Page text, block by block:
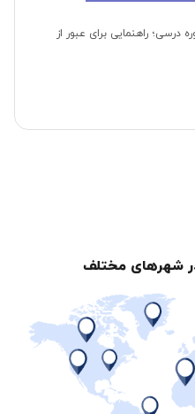
راهنمایی برای عبور از
شهرهای مختلف